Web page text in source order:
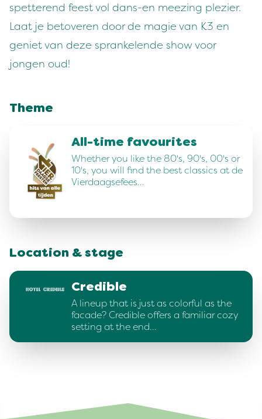
spetterend feest vol dans-en meezing plezier.
Laat je betoveren door de magie van K3 en
geniet van deze sprankelende show voor
jongen oud!
Theme
All-time favourites
Whether you like the 80's, 90's, 00's or
10's, you will find the best classics at de
Vierdaagsefees…
Location & stage
Credible
A lineup that is just as colorful as the
facade? Credible offers a familiar cozy
setting at the end…